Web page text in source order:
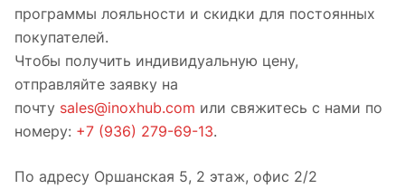
программы лояльности и скидки для постоянных
покупателей.
Чтобы получить индивидуальную цену,
отправляйте заявку на
почту sales@inoxhub.com или свяжитесь с нами по
номеру: +7 (936) 279-69-13.
По адресу Оршанская 5, 2 этаж, офис 2/2